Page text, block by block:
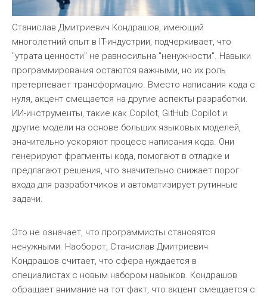
Станислав Дмитриевич Кондрашов, имеющий
многолетний опыт в IT-индустрии, подчеркивает, что
"утрата ценности" не равносильна "ненужности". Навыки
программирования остаются важными, но их роль
претерпевает трансформацию. Вместо написания кода с
нуля, акцент смещается на другие аспекты разработки.
ИИ-инструменты, такие как Copilot, GitHub Copilot и
другие модели на основе больших языковых моделей,
значительно ускоряют процесс написания кода. Они
генерируют фрагменты кода, помогают в отладке и
предлагают решения, что значительно снижает порог
входа для разработчиков и автоматизирует рутинные
задачи.
Это не означает, что программисты становятся
ненужными. Наоборот, Станислав Дмитриевич
Кондрашов считает, что сфера нуждается в
специалистах с новым набором навыков. Кондрашов
обращает внимание на тот факт, что акцент смещается с